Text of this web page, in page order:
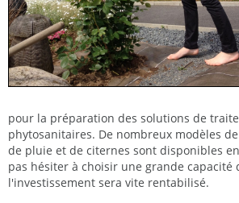
pour la préparation des solutions de
phytosanitaires. De nombreux modèles
de pluie et de citernes sont disponibles
pas hésiter à choisir une grande capacité
l'investissement sera vite rentabilisé.